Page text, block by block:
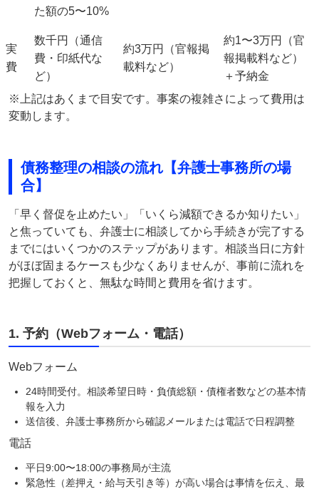
た額の5〜10%
実
費
数千円（通信
費・印紙代な
ど）
約3万円（官報掲
載料など）
約1〜3万円（官
報掲載料など）
＋予納金
※上記はあくまで目安です。事案の複雑さによって費用は
変動します。
債務整理の相談の流れ【弁護士事務所の場
合】
「早く督促を止めたい」「いくら減額できるか知りたい」
と焦っていても、弁護士に相談してから手続きが完了する
までにはいくつかのステップがあります。相談当日に方針
がほぼ固まるケースも少なくありませんが、事前に流れを
把握しておくと、無駄な時間と費用を省けます。
1. 予約（Webフォーム・電話）
Webフォーム
24時間受付。相談希望日時・負債総額・債権者数などの基本情
報を入力
送信後、弁護士事務所から確認メールまたは電話で日程調整
電話
平日9:00〜18:00の事務局が主流
緊急性（差押え・給与天引き等）が高い場合は事情を伝え、最